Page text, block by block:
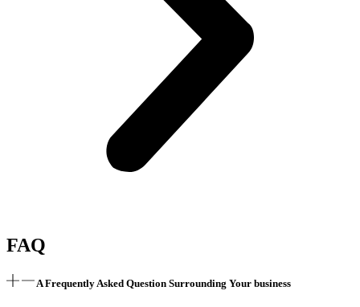
FAQ
A Frequently Asked Question Surrounding Your business